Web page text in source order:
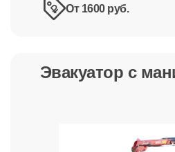
От 1600 руб.
Эвакуатор с